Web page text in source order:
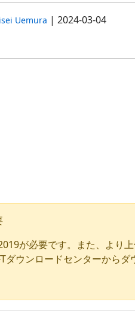
Uemura | 2024-03-04
が必要です。また、より
ダウンロードセンターからダ